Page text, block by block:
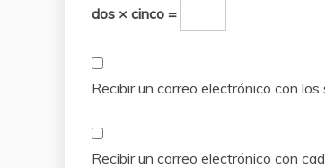
dos × cinco =
Recibir un correo electrónico con
Recibir un correo electrónico con